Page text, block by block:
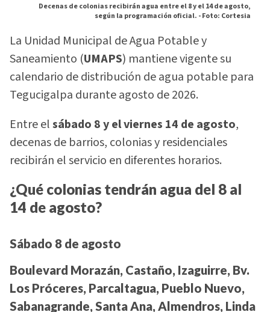
Decenas de colonias recibirán agua entre el 8 y el 14 de agosto,
según la programación oficial. -Foto: Cortesia
La Unidad Municipal de Agua Potable y
Saneamiento (UMAPS) mantiene vigente su
calendario de distribución de agua potable para
Tegucigalpa durante agosto de 2026.
Entre elsábado 8 y el viernes 14 de agosto,
decenas de barrios, colonias y residenciales
recibirán el servicio en diferentes horarios.
¿Qué colonias tendrán agua del 8 al
14 de agosto?
Sábado 8 de agosto
Boulevard Morazán, Castaño, Izaguirre, Bv.
Los Próceres, Parcaltagua, Pueblo Nuevo,
Sabanagrande, Santa Ana, Almendros, Linda